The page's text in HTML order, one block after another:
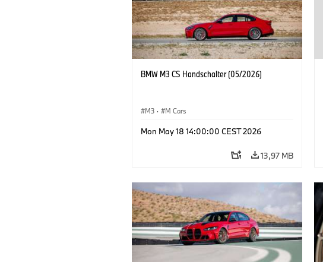
BMW M3 CS Handschalter (05/2026)
M3 · M Cars
Mon May 18 14:00:00 CEST 2026
13,97 MB